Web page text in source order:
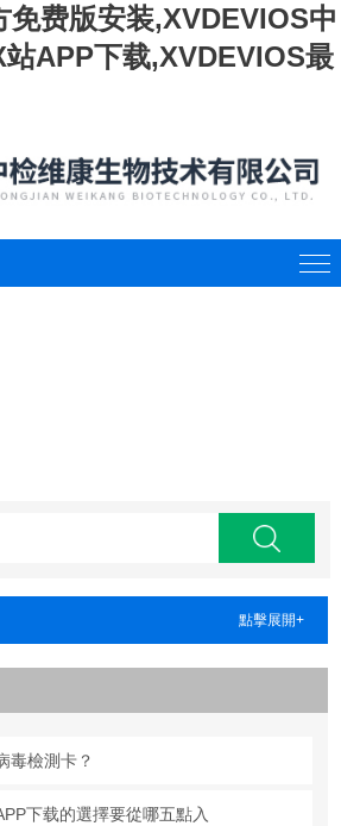
免费版安装,XVDEVIOS中
APP下载,XVDEVIOS最
點擊展開+
測卡？
下载的選擇要從哪五點入